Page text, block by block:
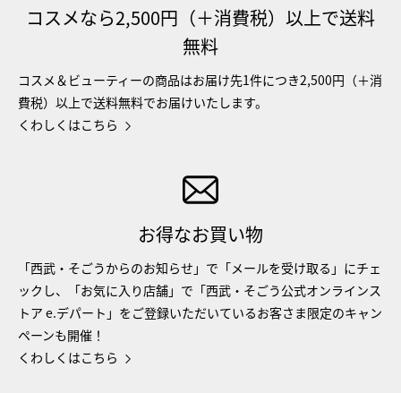
コスメなら2,500円（＋消費税）以上で送料
無料
コスメ＆ビューティーの商品はお届け先1件につき2,500円（＋消
費税）以上で送料無料でお届けいたします。
くわしくはこちら
お得なお買い物
「西武・そごうからのお知らせ」で「メールを受け取る」にチェ
ックし、「お気に入り店舗」で「西武・そごう公式オンラインス
トア e.デパート」をご登録いただいているお客さま限定のキャン
ペーンも開催！
くわしくはこちら